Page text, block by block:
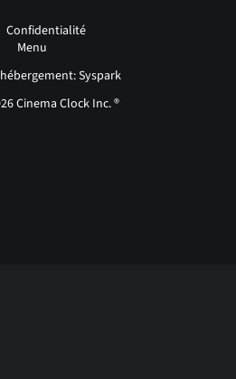
Confidentialité
Menu
Syspark
Cinema Clock Inc. ®